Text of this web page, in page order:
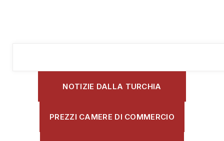
NOTIZIE DALLA TURCHIA
PREZZI CAMERE DI COMMERCIO